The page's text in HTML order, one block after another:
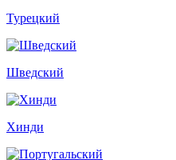
Турецкий
Шведский
Хинди